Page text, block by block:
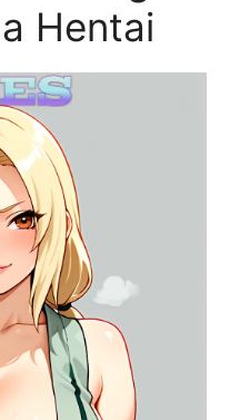
Hentai